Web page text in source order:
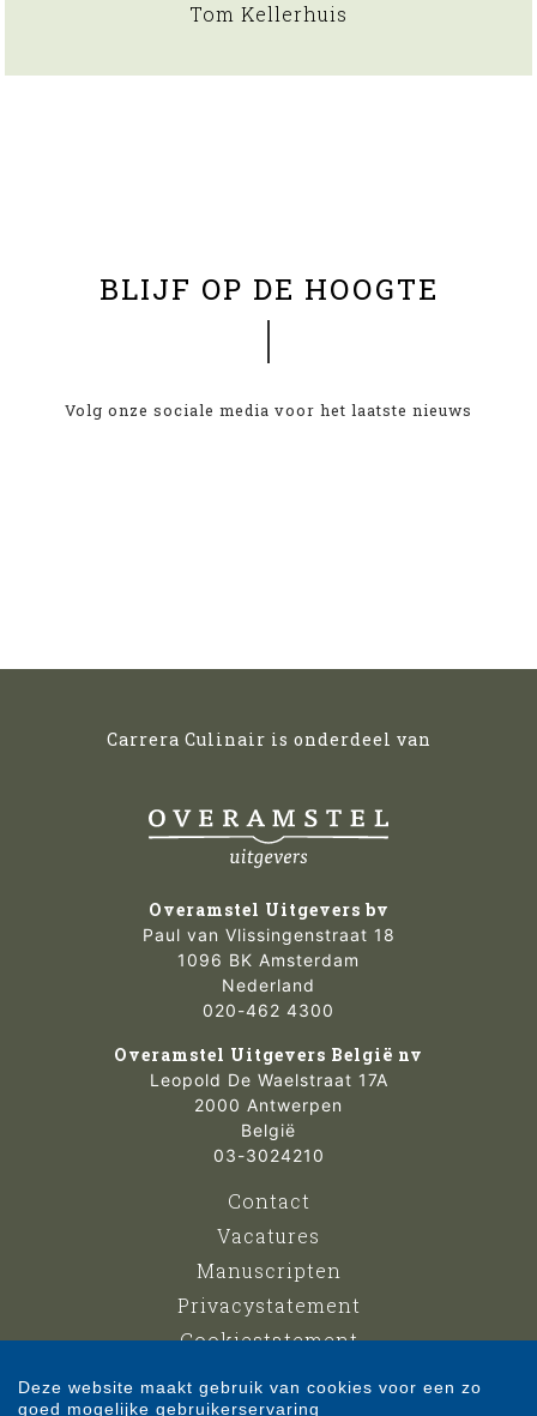
Tom Kellerhuis
BLIJF OP DE HOOGTE
Volg onze sociale media voor het laatste nieuws
Carrera Culinair is onderdeel van
Overamstel Uitgevers bv
Paul van Vlissingenstraat 18
1096 BK Amsterdam
Nederland
020-462 4300
Overamstel Uitgevers België nv
Leopold De Waelstraat 17A
2000 Antwerpen
België
03-3024210
Contact
Vacatures
Manuscripten
Privacystatement
Cookiestatement
Deze website maakt gebruik van cookies voor een zo
goed mogelijke gebruikerservaring